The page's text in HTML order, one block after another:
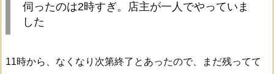
伺ったのは2時すぎ。店主が一人でやっていま
した
11時から、なくなり次第終了とあったので、まだ残ってて